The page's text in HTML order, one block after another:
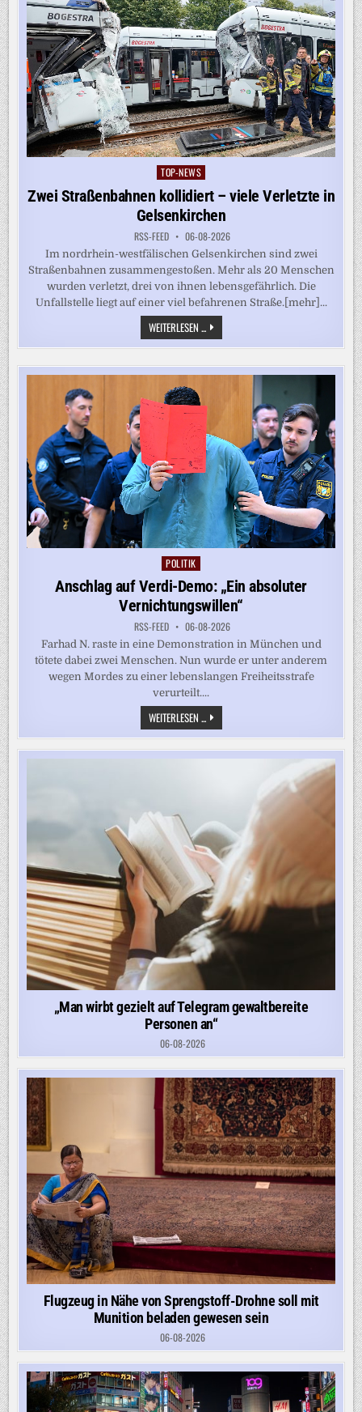
Posted
in
TOP-NEWS
Zwei Straßenbahnen kollidiert – viele Verletzte in
Gelsenkirchen
RSS-FEED 06-08-2026
Im nordrhein-westfälischen Gelsenkirchen sind zwei
Straßenbahnen zusammengestoßen. Mehr als 20 Menschen
wurden verletzt, drei von ihnen lebensgefährlich. Die
Unfallstelle liegt auf einer viel befahrenen Straße.[mehr]...
WEITERLESEN ... ZWEI
STRASSENBAHNEN K
OLLIDIERT –
IELE V
ERLETZTE I
Posted
in
POLITIK
Anschlag auf Verdi-Demo: „Ein absoluter
Vernichtungswillen“
RSS-FEED 06-08-2026
Farhad N. raste in eine Demonstration in München und
tötete dabei zwei Menschen. Nun wurde er unter anderem
wegen Mordes zu einer lebenslangen Freiheitsstrafe
verurteilt....
WEITERLESEN ...ANSCHLAG
AUF
VERDI-
DEMO:
VERNICHTUNGSWILLEN“
„Man wirbt gezielt auf Telegram gewaltbereite
Personen an“
06-08-2026
Flugzeug in Nähe von Sprengstoff-Drohne soll mit
Munition beladen gewesen sein
06-08-2026